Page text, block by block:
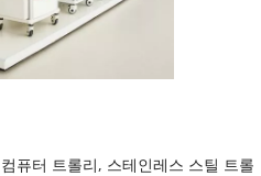
퓨터 트롤리, 스테인레스 스틸 트롤